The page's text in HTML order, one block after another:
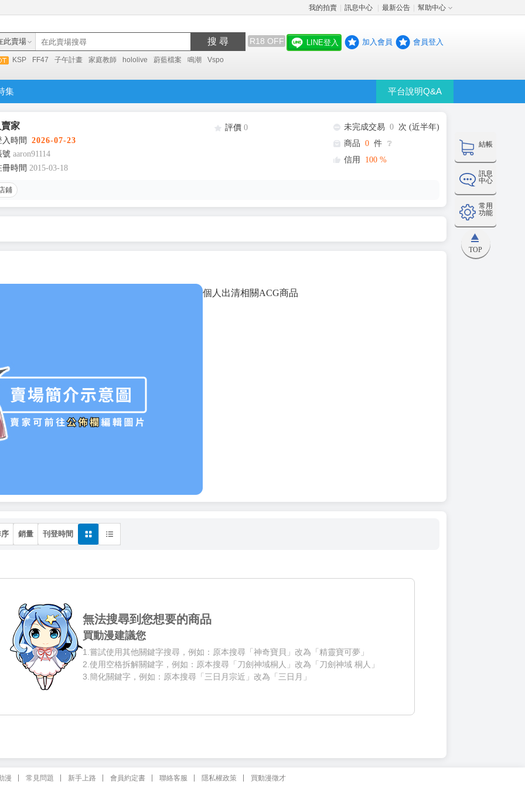
我的拍賣 訊息中心 最新公告 幫助中心
此賣場 搜 尋 R18 OFF
KSP FF47 子午計畫 家庭教師 hololive 蔚藍檔案 鳴潮 Vspo
LINE登入 加入會員 會員登入
集 平台說明Q&A
結帳
訊息
中心
常用
功能
TOP
家
時間
2026-07-23
號 aaron91114
時間 2015-03-18
評價 0 未完成交易 0 次 (近半年)
商品 0 件 ❔
信用
100 %
鋪
個人出清相關ACG商品
銷量 刊登時間
無法搜尋到您想要的商品
買動漫建議您
1.嘗試使用其他關鍵字搜尋，例如：原本搜尋「神奇寶貝」改為「精靈寶可夢」
2.使用空格拆解關鍵字，例如：原本搜尋「刀劍神域桐人」改為「刀劍神域 桐人」
3.簡化關鍵字，例如：原本搜尋「三日月宗近」改為「三日月」
漫 常見問題 新手上路 會員約定書 聯絡客服 隱私權政策 買動漫徵才